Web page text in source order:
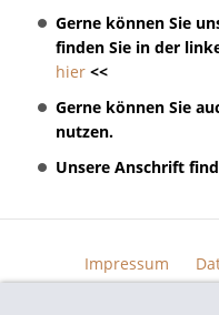
Gerne können Sie
finden Sie in der
hier <<
Gerne können Sie
nutzen.
Unsere Anschrift
Impressum